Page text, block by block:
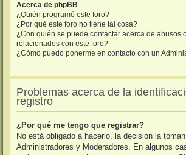
Acerca de phpBB
¿Quién programó este foro?
¿Por qué este foro no tiene tal cosa?
¿Con quién se puede contactar acerca de abusos
relacionados con este foro?
¿Cómo puedo ponerme en contacto con un
Problemas acerca de la
registro
¿Por qué me tengo que registrar?
No está obligado a hacerlo, la decisión la
Administradores y Moderadores. En algunos